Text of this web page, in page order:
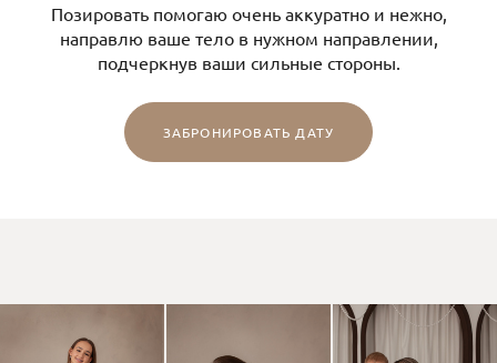
Позировать помогаю очень аккуратно и нежно,
направлю ваше тело в нужном направлении,
подчеркнув ваши сильные стороны.
ЗАБРОНИРОВАТЬ ДАТУ